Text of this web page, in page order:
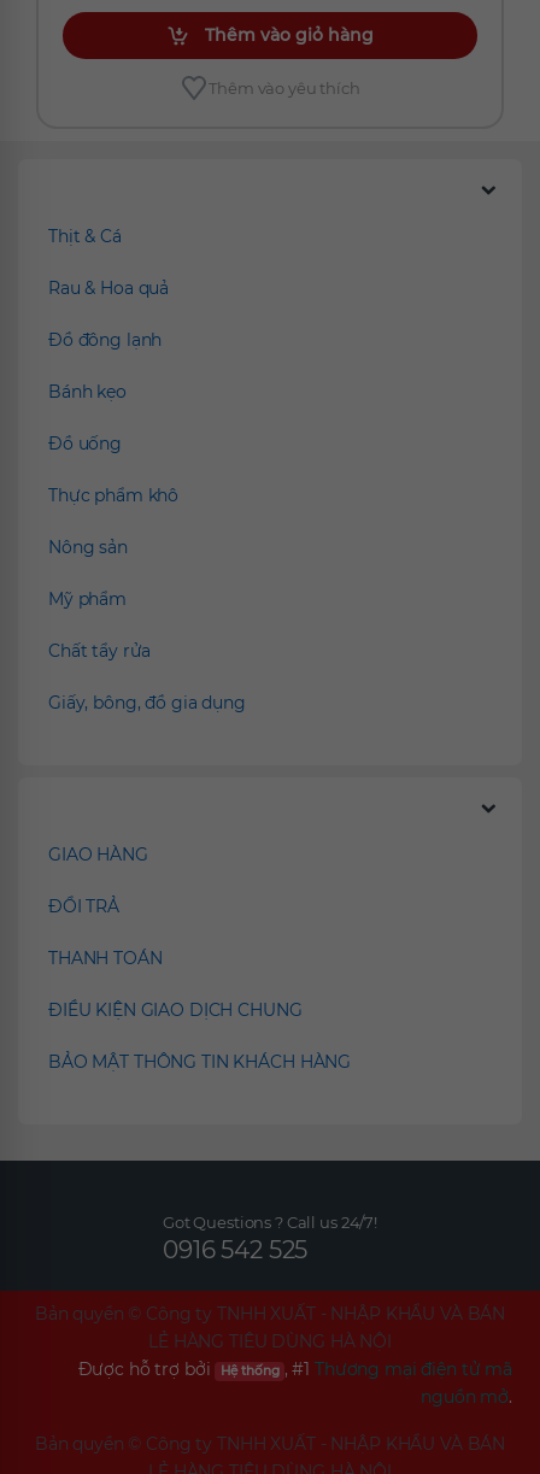
Thêm vào giỏ hàng
Thêm vào yêu thích
Thịt & Cá
Rau & Hoa quả
Đồ đông lạnh
Bánh kẹo
Đồ uống
Thực phẩm khô
Nông sản
Mỹ phẩm
Chất tẩy rửa
Giấy, bông, đồ gia dụng
GIAO HÀNG
ĐỔI TRẢ
THANH TOÁN
ĐIỀU KIỆN GIAO DỊCH CHUNG
BẢO MẬT THÔNG TIN KHÁCH HÀNG
Got Questions ? Call us 24/7!
0916 542 525
Bản quyền © Công ty TNHH XUẤT - NHẬP KHẨU VÀ BÁN
LẺ HÀNG TIÊU DÙNG HÀ NỘI
Được hỗ trợ bởi
Hệ thống , #1 Thương mại điện tử mã
nguồn mở.
Bản quyền © Công ty TNHH XUẤT - NHẬP KHẨU VÀ BÁN